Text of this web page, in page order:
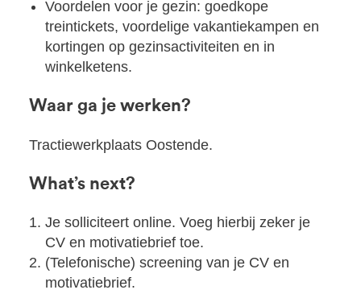
Voordelen voor je gezin: goedkope
treintickets, voordelige vakantiekampen en
kortingen op gezinsactiviteiten en in
winkelketens.
Waar ga je werken?
Tractiewerkplaats Oostende.
What’s next?
Je solliciteert online. Voeg hierbij zeker je
CV en motivatiebrief toe.
(Telefonische) screening van je CV en
motivatiebrief.